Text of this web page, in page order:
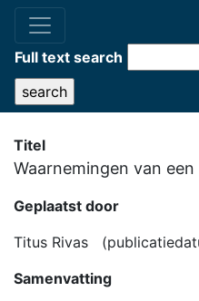
Full text search
Titel
Waarnemingen van
Geplaatst door
Titus Rivas
Samenvatting